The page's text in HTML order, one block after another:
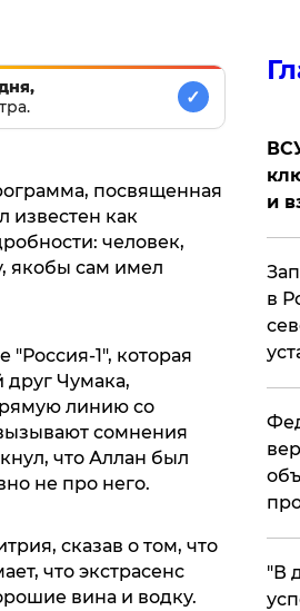
✓
посвященная
известен как
человек,
якобы сам имел
"Россия-1", которая
Чумака,
линию со
сомнения
что Аллан был
не про него.
сказав о том, что
что экстрасенс
вина и водку.
и
в
​"В